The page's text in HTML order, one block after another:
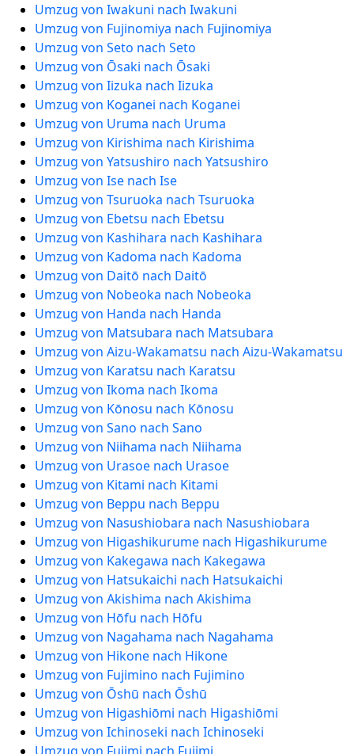
Umzug von Iwakuni nach Iwakuni
Umzug von Fujinomiya nach Fujinomiya
Umzug von Seto nach Seto
Umzug von Ōsaki nach Ōsaki
Umzug von Iizuka nach Iizuka
Umzug von Koganei nach Koganei
Umzug von Uruma nach Uruma
Umzug von Kirishima nach Kirishima
Umzug von Yatsushiro nach Yatsushiro
Umzug von Ise nach Ise
Umzug von Tsuruoka nach Tsuruoka
Umzug von Ebetsu nach Ebetsu
Umzug von Kashihara nach Kashihara
Umzug von Kadoma nach Kadoma
Umzug von Daitō nach Daitō
Umzug von Nobeoka nach Nobeoka
Umzug von Handa nach Handa
Umzug von Matsubara nach Matsubara
Umzug von Aizu-Wakamatsu nach Aizu-Wakamatsu
Umzug von Karatsu nach Karatsu
Umzug von Ikoma nach Ikoma
Umzug von Kōnosu nach Kōnosu
Umzug von Sano nach Sano
Umzug von Niihama nach Niihama
Umzug von Urasoe nach Urasoe
Umzug von Kitami nach Kitami
Umzug von Beppu nach Beppu
Umzug von Nasushiobara nach Nasushiobara
Umzug von Higashikurume nach Higashikurume
Umzug von Kakegawa nach Kakegawa
Umzug von Hatsukaichi nach Hatsukaichi
Umzug von Akishima nach Akishima
Umzug von Hōfu nach Hōfu
Umzug von Nagahama nach Nagahama
Umzug von Hikone nach Hikone
Umzug von Fujimino nach Fujimino
Umzug von Ōshū nach Ōshū
Umzug von Higashiōmi nach Higashiōmi
Umzug von Ichinoseki nach Ichinoseki